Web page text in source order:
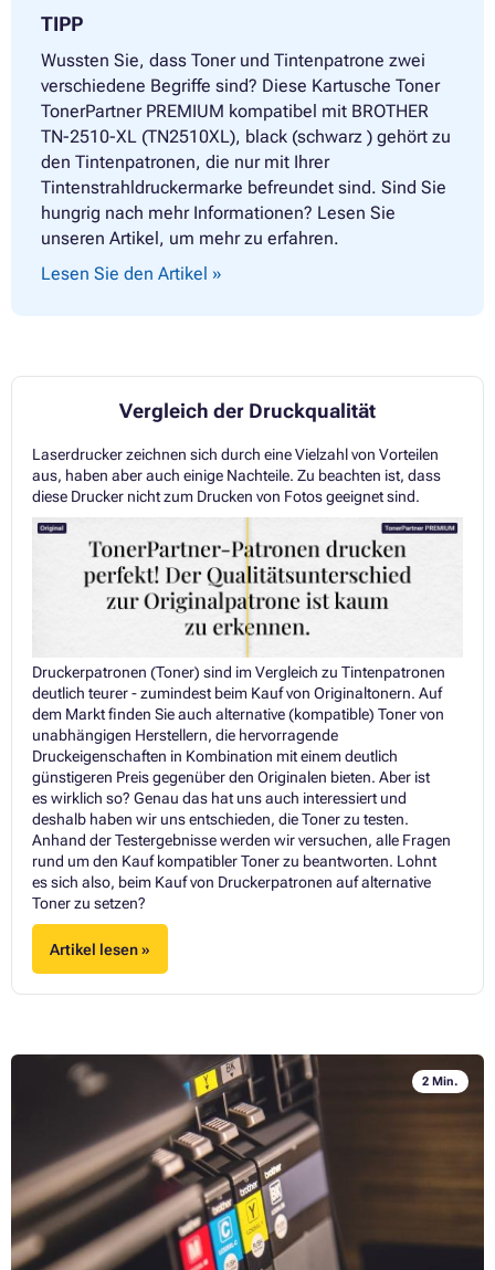
TIPP
Wussten Sie, dass Toner und Tintenpatrone zwei
verschiedene Begriffe sind? Diese Kartusche Toner
TonerPartner PREMIUM kompatibel mit BROTHER
TN-2510-XL (TN2510XL), black (schwarz ) gehört zu
den Tintenpatronen, die nur mit Ihrer
Tintenstrahldruckermarke befreundet sind. Sind Sie
hungrig nach mehr Informationen? Lesen Sie
unseren Artikel, um mehr zu erfahren.
Lesen Sie den Artikel »
Vergleich der Druckqualität
Laserdrucker zeichnen sich durch eine Vielzahl von Vorteilen
aus, haben aber auch einige Nachteile. Zu beachten ist, dass
diese Drucker nicht zum Drucken von Fotos geeignet sind.
Druckerpatronen (Toner) sind im Vergleich zu Tintenpatronen
deutlich teurer - zumindest beim Kauf von Originaltonern. Auf
dem Markt finden Sie auch alternative (kompatible) Toner von
unabhängigen Herstellern, die hervorragende
Druckeigenschaften in Kombination mit einem deutlich
günstigeren Preis gegenüber den Originalen bieten. Aber ist
es wirklich so? Genau das hat uns auch interessiert und
deshalb haben wir uns entschieden, die Toner zu testen.
Anhand der Testergebnisse werden wir versuchen, alle Fragen
rund um den Kauf kompatibler Toner zu beantworten. Lohnt
es sich also, beim Kauf von Druckerpatronen auf alternative
Toner zu setzen?
Artikel lesen »
2 Min.